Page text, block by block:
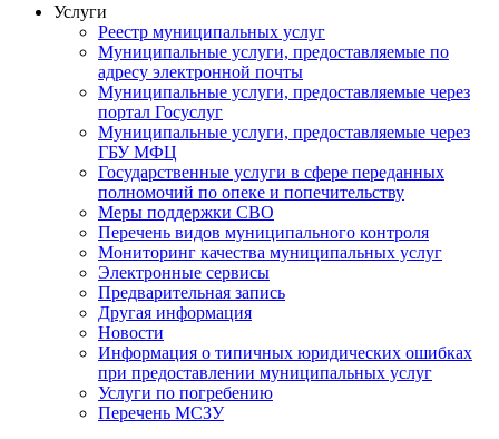
Услуги
Реестр муниципальных услуг
Муниципальные услуги, предоставляемые по
адресу электронной почты
Муниципальные услуги, предоставляемые через
портал Госуслуг
Муниципальные услуги, предоставляемые через
ГБУ МФЦ
Государственные услуги в сфере переданных
полномочий по опеке и попечительству
Меры поддержки СВО
Перечень видов муниципального контроля
Мониторинг качества муниципальных услуг
Электронные сервисы
Предварительная запись
Другая информация
Новости
Информация о типичных юридических ошибках
при предоставлении муниципальных услуг
Услуги по погребению
Перечень МСЗУ